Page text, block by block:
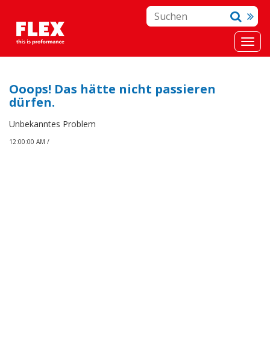
Ooops! Das hätte nicht passieren
dürfen.
Unbekanntes Problem
12:00:00 AM /